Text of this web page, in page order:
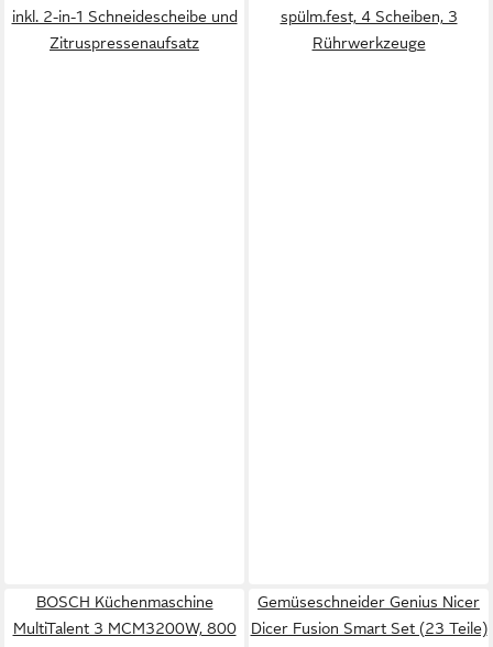
inkl. 2-in-1 Schneidescheibe und
Zitruspressenaufsatz
spülm.fest, 4 Scheiben, 3
Rührwerkzeuge
BOSCH Küchenmaschine
MultiTalent 3 MCM3200W, 800
Gemüseschneider Genius Nicer
Dicer Fusion Smart Set (23 Teile)